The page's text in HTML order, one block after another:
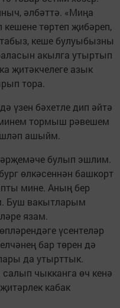
әлбәттә. «Миңа
кешене төртеп җибәреп,
кеше булуыбызны
акылга утыртып
җитәкчелеге азык
тора.
үзен бәхетле дип әйтә
тормыш рәвешем
ашыйм.
булып эшлим.
өлкәсеннән башкорт
мине. Аның бер
Буш вакытларым
язам.
үсентеләр
бар төрен дә
да утырттык.
чыкканга өч кенә
кабак